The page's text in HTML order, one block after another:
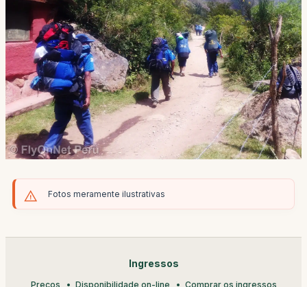
Fotos meramente ilustrativas
Ingressos
Preços Disponibilidade on-line Comprar os ingressos